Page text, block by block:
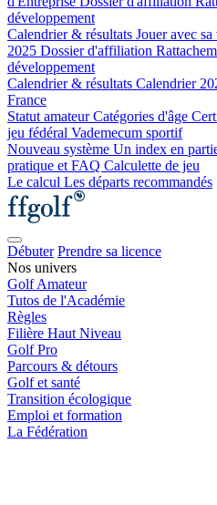
développement
Calendrier & résultats Jouer avec
2025 Dossier d'affiliation
développement
Calendrier & résultats Calendrier
France
Statut amateurCatégories d'âge
jeu fédéral Vademecum sportif
Nouveau système Un index en
pratique et FAQ Calculette de jeu
Le calcul Les départs recommandés
Débuter Prendre sa licence
Nos univers
Golf Amateur
Tutos de l'Académie
Règles
Filière Haut Niveau
Golf Pro
Parcours & détours
Golf et santé
Transition écologique
Emploi et formation
La Fédération